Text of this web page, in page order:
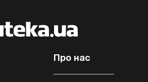
Про нас